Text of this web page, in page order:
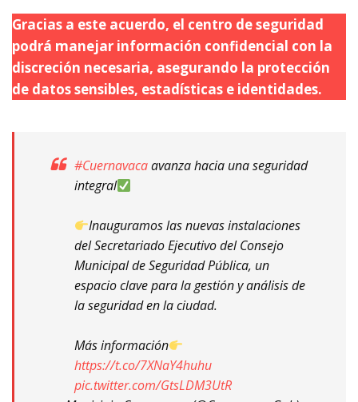
Gracias a este acuerdo, el centro de seguridad
podrá manejar información confidencial con la
discreción necesaria, asegurando la protección
de datos sensibles, estadísticas e identidades.
#Cuernavacaavanza hacia una seguridad
integral
Inauguramos las nuevas instalaciones
del Secretariado Ejecutivo del Consejo
Municipal de Seguridad Pública, un
espacio clave para la gestión y análisis de
la seguridad en la ciudad.
Más información
https://t.co/7XNaY4huhu
pic.twitter.com/GtsLDM3UtR